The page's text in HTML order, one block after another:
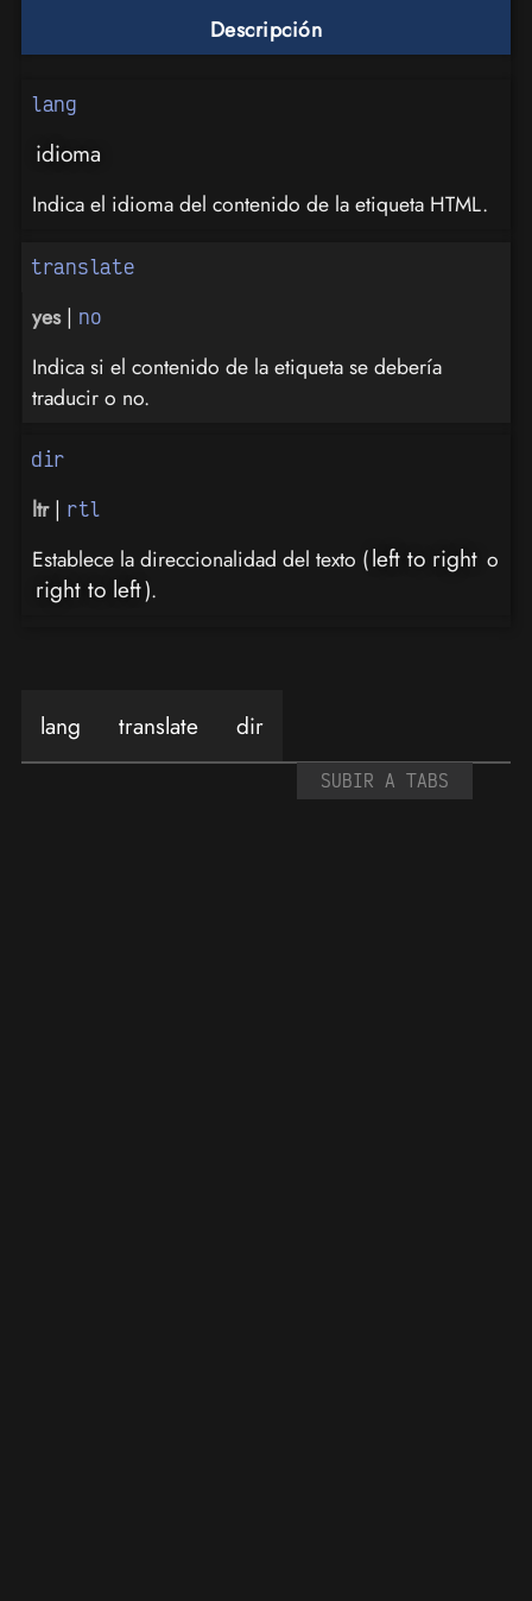
Descripción
lang
idioma
Indica el idioma del contenido de la etiqueta HTML.
translate
yes| no
Indica si el contenido de la etiqueta se debería
traducir o no.
dir
ltr| rtl
Establece la direccionalidad del texto (left to right o
right to left).
lang translate dir
SUBIR A TABS